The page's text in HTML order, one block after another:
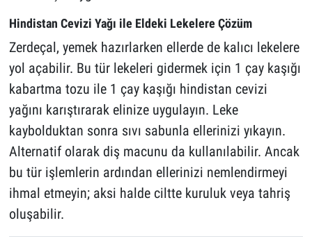
Hindistan Cevizi Yağı ile Eldeki Lekelere Çözüm
Zerdeçal, yemek hazırlarken ellerde de kalıcı lekelere
yol açabilir. Bu tür lekeleri gidermek için 1 çay kaşığı
kabartma tozu ile 1 çay kaşığı hindistan cevizi
yağını karıştırarak elinize uygulayın. Leke
kaybolduktan sonra sıvı sabunla ellerinizi yıkayın.
Alternatif olarak diş macunu da kullanılabilir. Ancak
bu tür işlemlerin ardından ellerinizi nemlendirmeyi
ihmal etmeyin; aksi halde ciltte kuruluk veya tahriş
oluşabilir.